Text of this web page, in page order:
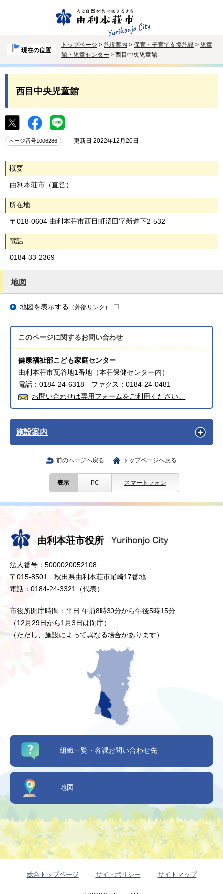
現在の位置
トップページ > 施設案内 > 保育・子育て支援施設 > 児童
館・児童センター > 西目中央児童館
西目中央児童館
ページ番号1006286 更新日 2022年12月20日
概要
由利本荘市（直営）
所在地
〒018-0604 由利本荘市西目町沼田字新道下2-532
電話
0184-33-2369
地図
地図を表示する （外部リンク）
このページに関するお問い合わせ
健康福祉部こども家庭センター
由利本荘市瓦谷地1番地（本荘保健センター内）
電話：0184-24-6318 ファクス：0184-24-0481
お問い合わせは専用フォームをご利用ください。
施設案内
前のページへ戻る トップページへ戻る
表示 PC スマートフォン
由利本荘市役所
法人番号：5000020052108
〒015-8501 秋田県由利本荘市尾崎17番地
電話：0184-24-3321（代表）
市役所開庁時間：平日 午前8時30分から午後5時15分
（12月29日から1月3日は閉庁）
（ただし、施設によって異なる場合があります）
組織一覧・各課お問い合わせ先
地図
総合トップページ サイトポリシー サイトマップ